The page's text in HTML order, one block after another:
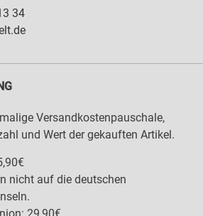
34
Versandkostenpauschale,
und Wert der gekauften Artikel.
nicht auf die deutschen
29,90€